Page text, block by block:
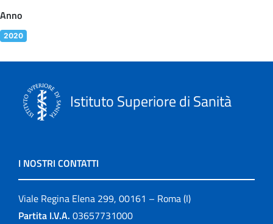
Anno
2020
Istituto Superiore di Sanità
I NOSTRI CONTATTI
Viale Regina Elena 299, 00161 – Roma (I)
Partita I.V.A. 03657731000